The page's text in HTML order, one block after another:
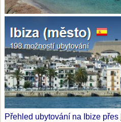
Přehled ubytování na Ibize přes